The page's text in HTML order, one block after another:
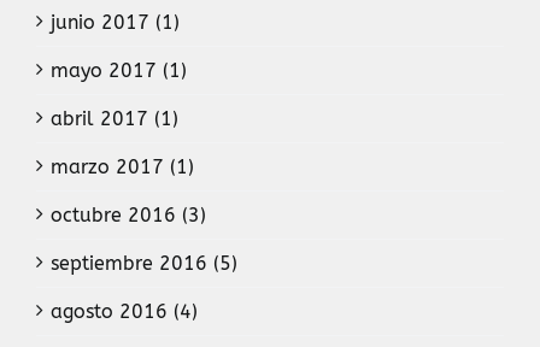
junio 2017 (1)
mayo 2017 (1)
abril 2017 (1)
marzo 2017 (1)
octubre 2016 (3)
septiembre 2016 (5)
agosto 2016 (4)